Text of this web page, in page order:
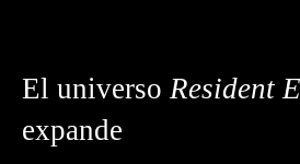
El universo Resident
expande